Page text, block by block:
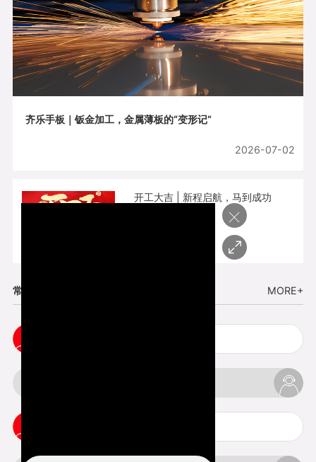
齐乐手板｜钣金加工，金属薄板的“变形记”
2026-07-02
开工大吉 | 新程启航，马到成功
常见问题 MORE+
×